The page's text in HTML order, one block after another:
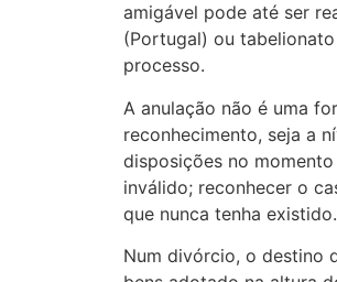
amigável pode até ser
(Portugal) ou
processo.
A anulação não é uma
reconhecimento, seja a
disposições no
inválido; reconhecer o
que nunca tenha existido.
Num divórcio, o destino